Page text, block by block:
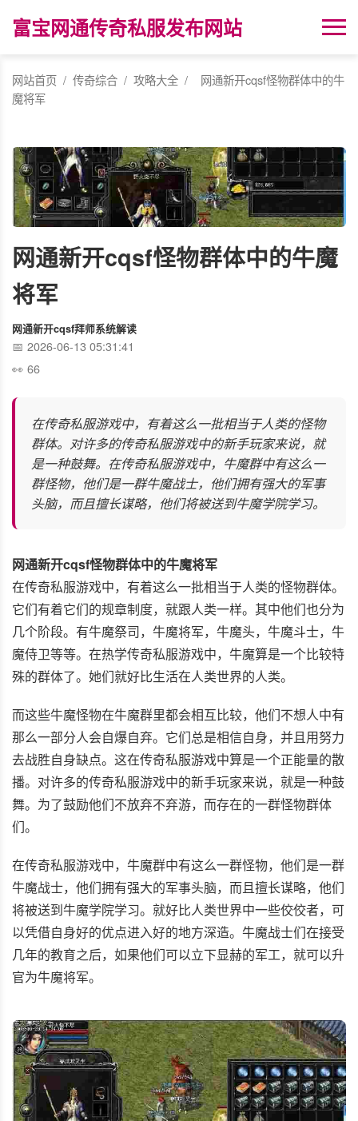
富宝网通传奇私服发布网站
网站首页 / 传奇综合 / 攻略大全 /
网通新开cqsf怪物群体中的牛
魔将军
网通新开cqsf怪物群体中的牛魔
将军
网通新开cqsf拜师系统解读
2026-06-13 05:31:41
66
在传奇私服游戏中，有着这么一批相当于人类的怪物
群体。对许多的传奇私服游戏中的新手玩家来说，就
是一种鼓舞。在传奇私服游戏中，牛魔群中有这么一
群怪物，他们是一群牛魔战士，他们拥有强大的军事
头脑，而且擅长谋略，他们将被送到牛魔学院学习。
网通新开cqsf怪物群体中的牛魔将军
在传奇私服游戏中，有着这么一批相当于人类的怪物群体。
它们有着它们的规章制度，就跟人类一样。其中他们也分为
几个阶段。有牛魔祭司，牛魔将军，牛魔头，牛魔斗士，牛
魔侍卫等等。在热学传奇私服游戏中，牛魔算是一个比较特
殊的群体了。她们就好比生活在人类世界的人类。
而这些牛魔怪物在牛魔群里都会相互比较，他们不想人中有
那么一部分人会自爆自弃。它们总是相信自身，并且用努力
去战胜自身缺点。这在传奇私服游戏中算是一个正能量的散
播。对许多的传奇私服游戏中的新手玩家来说，就是一种鼓
舞。为了鼓励他们不放弃不弃游，而存在的一群怪物群体
们。
在传奇私服游戏中，牛魔群中有这么一群怪物，他们是一群
牛魔战士，他们拥有强大的军事头脑，而且擅长谋略，他们
将被送到牛魔学院学习。就好比人类世界中一些佼佼者，可
以凭借自身好的优点进入好的地方深造。牛魔战士们在接受
几年的教育之后，如果他们可以立下显赫的军工，就可以升
官为牛魔将军。